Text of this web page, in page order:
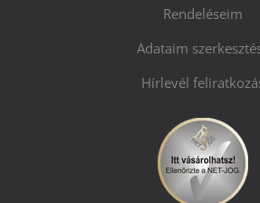
Rendeléseim
Adataim
Hírlevél